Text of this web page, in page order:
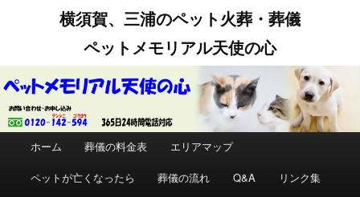
横須賀、三浦のペット火葬・葬儀
ペットメモリアル天使の心
メインコンテンツへ移動
サブコンテンツへ移動
ホーム 葬儀の料金表 エリアマップ
ペットが亡くなったら 葬儀の流れ Q&A リンク集